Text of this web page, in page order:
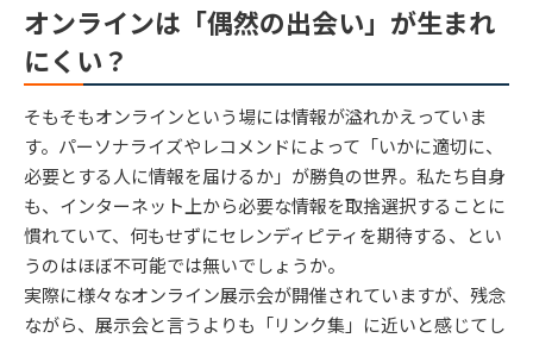
オンラインは「偶然の出会い」が生まれ
にくい？
そもそもオンラインという場には情報が溢れかえっていま
す。パーソナライズやレコメンドによって「いかに適切に、
必要とする人に情報を届けるか」が勝負の世界。私たち自身
も、インターネット上から必要な情報を取捨選択することに
慣れていて、何もせずにセレンディピティを期待する、とい
うのはほぼ不可能では無いでしょうか。
実際に様々なオンライン展示会が開催されていますが、残念
ながら、展示会と言うよりも「リンク集」に近いと感じてし